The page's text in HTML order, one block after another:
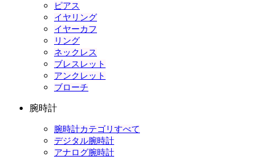
ピアス
イヤリング
イヤーカフ
リング
ネックレス
ブレスレット
アンクレット
ブローチ
腕時計
腕時計カテゴリすべて
デジタル腕時計
アナログ腕時計